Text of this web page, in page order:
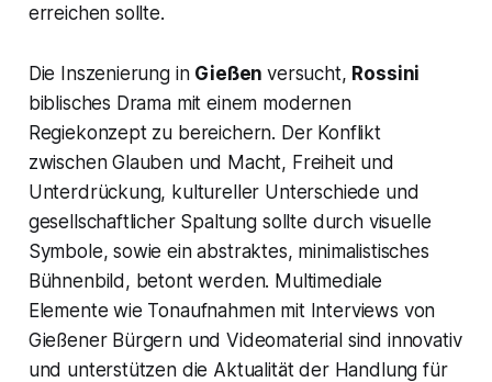
erreichen sollte.
Die Inszenierung in Gießenversucht, Rossini
biblisches Drama mit einem modernen
Regiekonzept zu bereichern. Der Konflikt
zwischen Glauben und Macht, Freiheit und
Unterdrückung, kultureller Unterschiede und
gesellschaftlicher Spaltung sollte durch visuelle
Symbole, sowie ein abstraktes, minimalistisches
Bühnenbild, betont werden. Multimediale
Elemente wie Tonaufnahmen mit Interviews von
Gießener Bürgern und Videomaterial sind innovativ
und unterstützen die Aktualität der Handlung für